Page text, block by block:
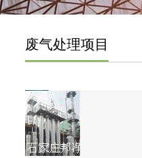
废气处理项目